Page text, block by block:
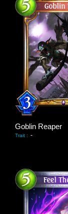
Goblin Reaper
Trait : -